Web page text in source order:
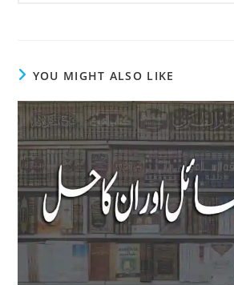
YOU MIGHT ALSO LIKE